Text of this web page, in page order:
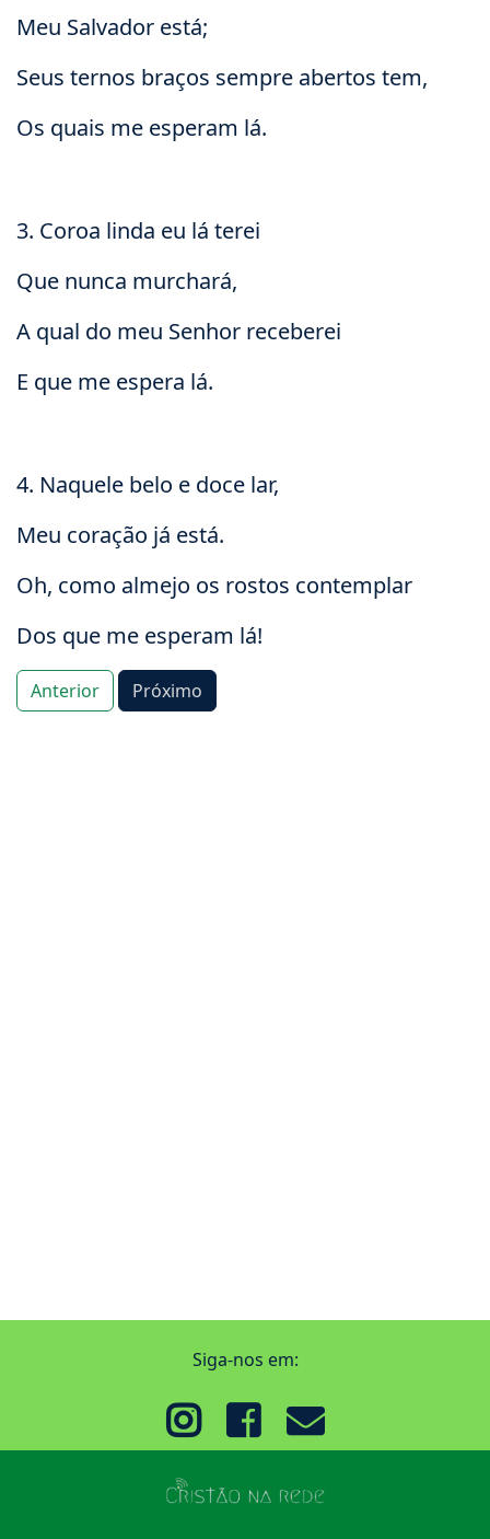
Meu Salvador está;
Seus ternos braços sempre abertos tem,
Os quais me esperam lá.
3. Coroa linda eu lá terei
Que nunca murchará,
A qual do meu Senhor receberei
E que me espera lá.
4. Naquele belo e doce lar,
Meu coração já está.
Oh, como almejo os rostos contemplar
Dos que me esperam lá!
Anterior Próximo
Siga-nos em: